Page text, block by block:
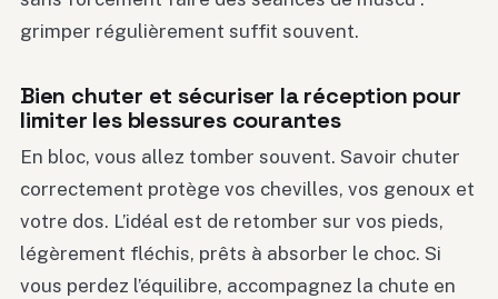
grimper régulièrement suffit souvent.
Bien chuter et sécuriser la réception pour
limiter les blessures courantes
En bloc, vous allez tomber souvent. Savoir chuter
correctement protège vos chevilles, vos genoux et
votre dos. L’idéal est de retomber sur vos pieds,
légèrement fléchis, prêts à absorber le choc. Si
vous perdez l’équilibre, accompagnez la chute en